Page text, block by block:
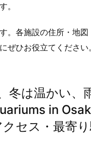
。
各施設の住所・地図
ぜひお役立てください。
冬は温かい、
in
セス・最寄り